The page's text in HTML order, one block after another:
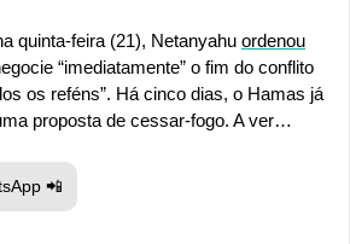
quinta-feira (21), Netanyahu ordenou
“imediatamente” o fim do conflito
os reféns”. Há cinco dias, o Hamas já
proposta de cessar-fogo. A ver…
📲